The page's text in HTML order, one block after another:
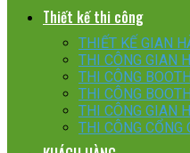
Thiết kế thi công
THIẾT KẾ GIAN
THI CÔNG GIAN
THI CÔNG
THI CÔNG
THI CÔNG GIAN
THI CÔNG CỔNG